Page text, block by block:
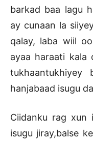
barkad baa lagu
ay cunaan la
qalay, laba wiil
ayaa haraati kala
tukhaantukhiyey
hanjabaad isugu
Ciidanku rag xun
isugu jiray,balse